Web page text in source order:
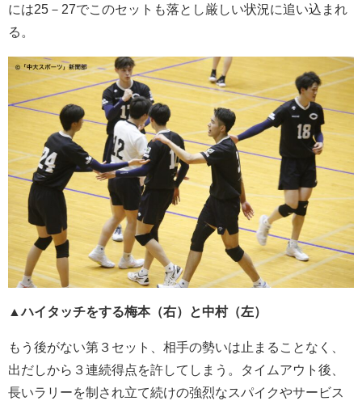
には25－27でこのセットも落とし厳しい状況に追い込まれ
る。
▲ハイタッチをする梅本（右）と中村（左）
もう後がない第３セット、相手の勢いは止まることなく、
出だしから３連続得点を許してしまう。タイムアウト後、
長いラリーを制され立て続けの強烈なスパイクやサービス